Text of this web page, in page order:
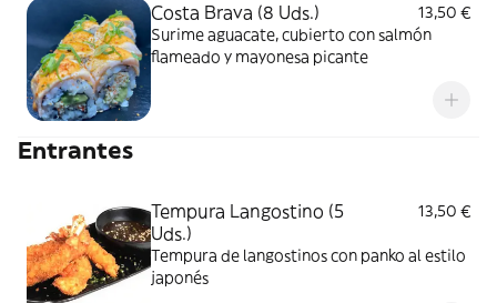
Costa Brava (8 Uds.)
13,50 €
Surime aguacate, cubierto con salmón
flameado y mayonesa picante
Entrantes
Tempura Langostino (5
Uds.)
13,50 €
Tempura de langostinos con panko al estilo
japonés